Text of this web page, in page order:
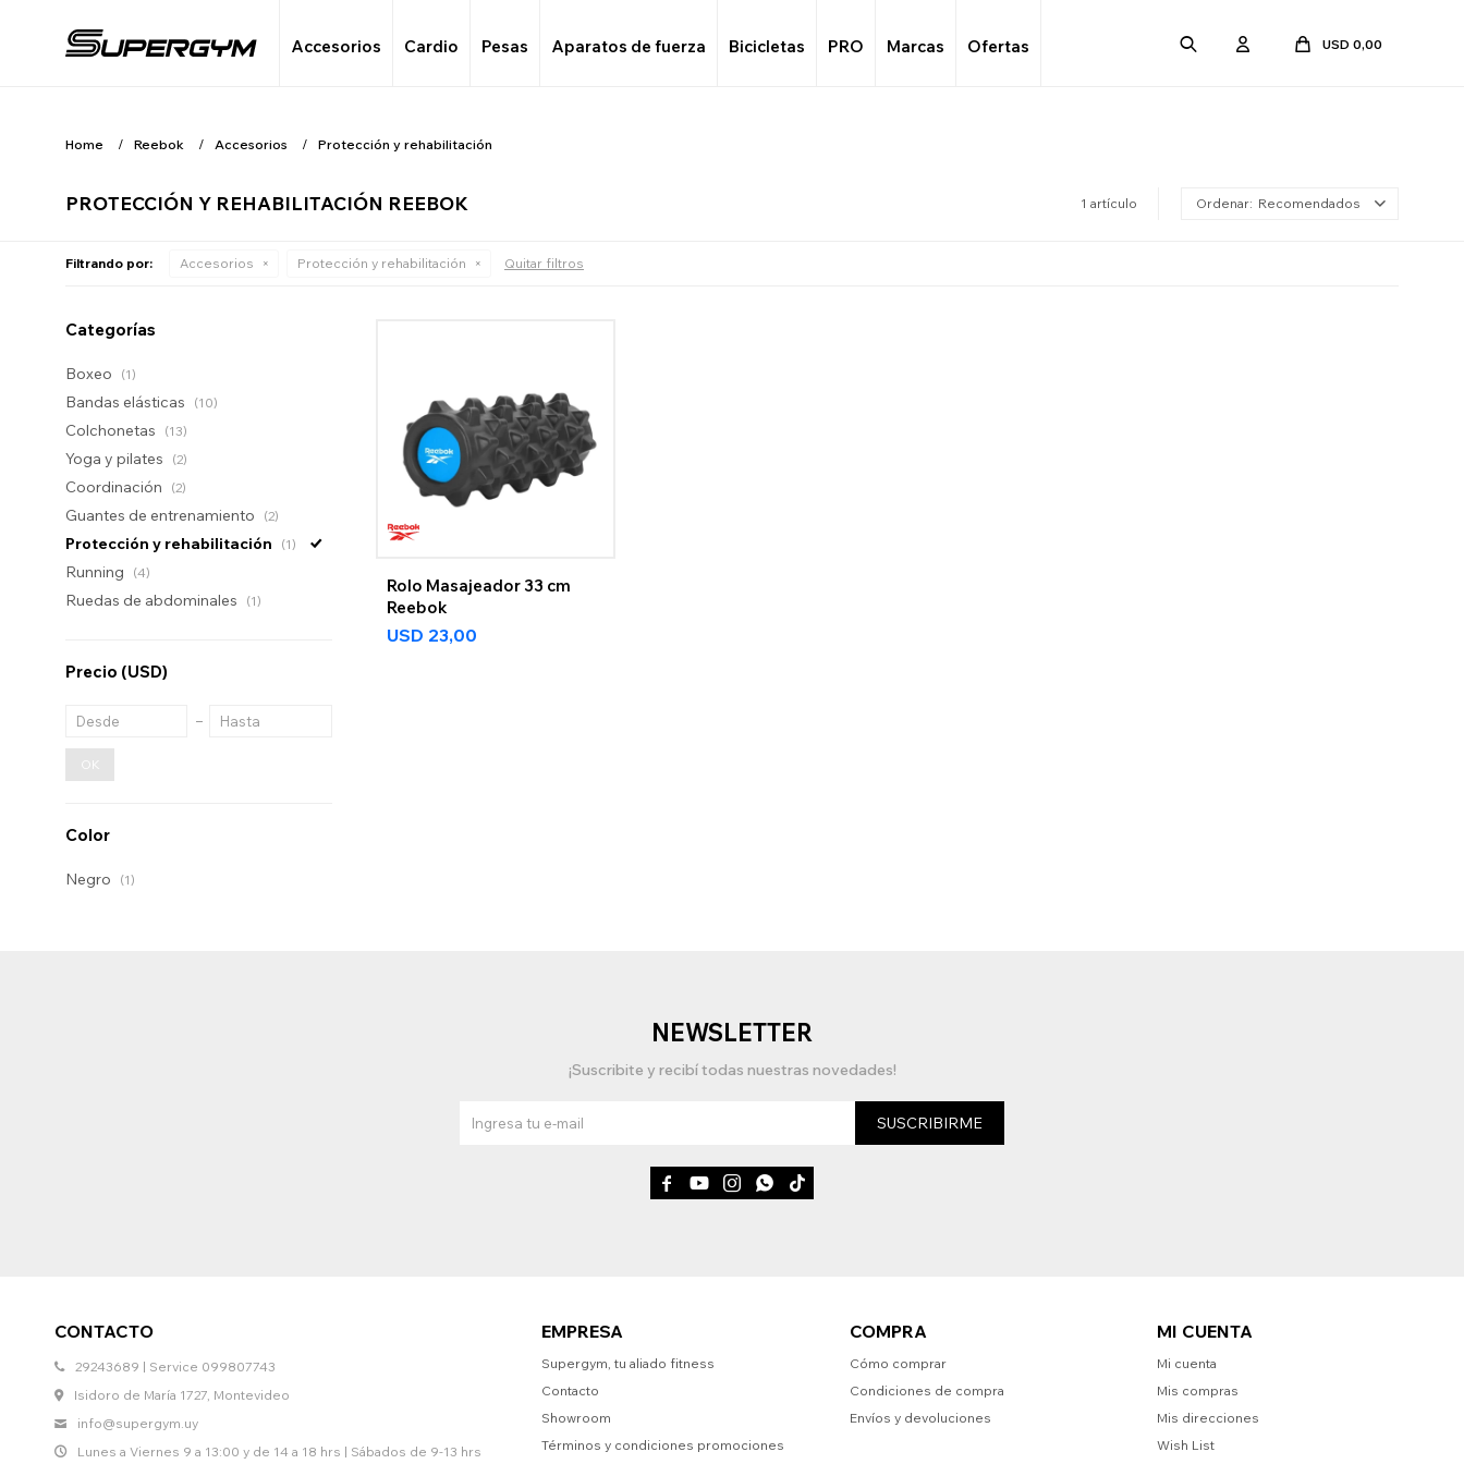
Accesorios Cardio Pesas Aparatos de fuerza Bicicletas PRO Marcas Ofertas USD 0,00
Home Reebok Accesorios Protección y rehabilitación
PROTECCIÓN Y REHABILITACIÓN REEBOK 1 artículo Recomendados
Filtrando por: Accesorios Protección y rehabilitación Quitar filtros
Rolo Masajeador 33 cm
Reebok
USD 23,00
Categorías
Boxeo (1)
Bandas elásticas (10)
Colchonetas (13)
Yoga y pilates (2)
Coordinación (2)
Guantes de entrenamiento (2)
Protección y rehabilitación (1)
Running (4)
Ruedas de abdominales (1)
Precio (USD)
OK
Color
Negro (1)
CONTACTO
29243689 | Service 099807743
Isidoro de María 1727, Montevideo
info@supergym.uy
Lunes a Viernes 9 a 13:00 y de 14 a 18 hrs | Sábados de 9-13 hrs
EMPRESA
Supergym, tu aliado fitness
Contacto
Showroom
Términos y condiciones promociones
COMPRA
Cómo comprar
Condiciones de compra
Envíos y devoluciones
MI CUENTA
Mi cuenta
Mis compras
Mis direcciones
Wish List
NEWSLETTER
¡Suscribite y recibí todas nuestras novedades!
SUSCRIBIRME
    